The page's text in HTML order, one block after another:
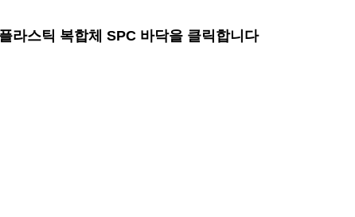
라스틱 복합체 SPC 바닥을 클릭합니다